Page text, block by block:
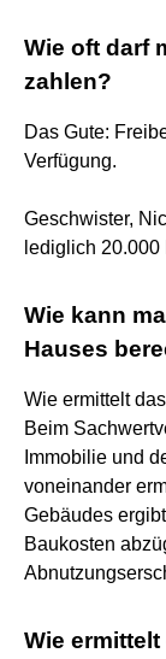
Wie oft darf
zahlen?
Das Gute:
Verfügung.
Geschwister,
lediglich 20.000
Wie kann
Hauses
Wie ermittelt
Beim
Immobilie und
voneinander
Gebäudes
Baukosten
Wie